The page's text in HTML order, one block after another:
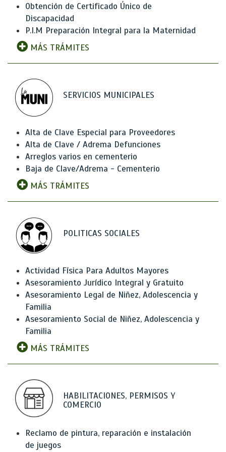
Obtención de Certificado Único de
Discapacidad
P.I.M Preparación Integral para la Maternidad
MÁS TRÁMITES
SERVICIOS MUNICIPALES
Alta de Clave Especial para Proveedores
Alta de Clave / Adrema Defunciones
Arreglos varios en cementerio
Baja de Clave/Adrema - Cementerio
MÁS TRÁMITES
POLITICAS SOCIALES
Actividad Física Para Adultos Mayores
Asesoramiento Jurídico Integral y Gratuito
Asesoramiento Legal de Niñez, Adolescencia y
Familia
Asesoramiento Social de Niñez, Adolescencia y
Familia
MÁS TRÁMITES
HABILITACIONES, PERMISOS Y
COMERCIO
Reclamo de pintura, reparación e instalación
de juegos